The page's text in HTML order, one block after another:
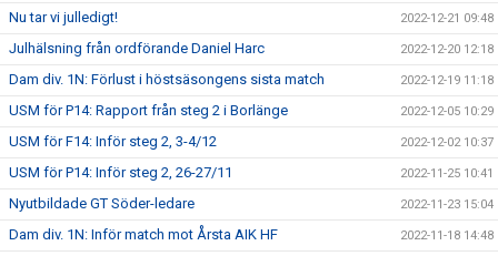
Nu tar vi julledigt! 2022-12-21 09:48
Julhälsning från ordförande Daniel Harc 2022-12-20 12:18
Dam div. 1N: Förlust i höstsäsongens sista match 2022-12-19 11:18
USM för P14: Rapport från steg 2 i Borlänge 2022-12-05 10:29
USM för F14: Inför steg 2, 3-4/12 2022-12-02 10:37
USM för P14: Inför steg 2, 26-27/11 2022-11-25 10:41
Nyutbildade GT Söder-ledare 2022-11-23 15:04
Dam div. 1N: Inför match mot Årsta AIK HF 2022-11-18 14:48